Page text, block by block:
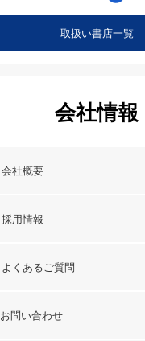
取扱い書店一覧
会社情報
会社概要
採用情報
よくあるご質問
お問い合わせ